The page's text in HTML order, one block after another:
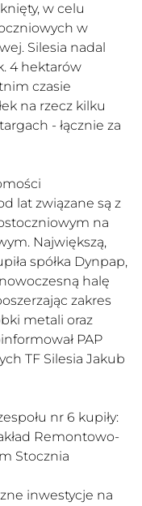
w celu
w
Silesia nadal
4 hektarów
czasie
na rzecz kilku
- łącznie za
lat związane są z
na
Największą,
spółka Dynpap,
halę
zakres
metali oraz
PAP
TF Silesia Jakub
nr 6 kupiły:
Remontowo-
Stocznia
inwestycje na